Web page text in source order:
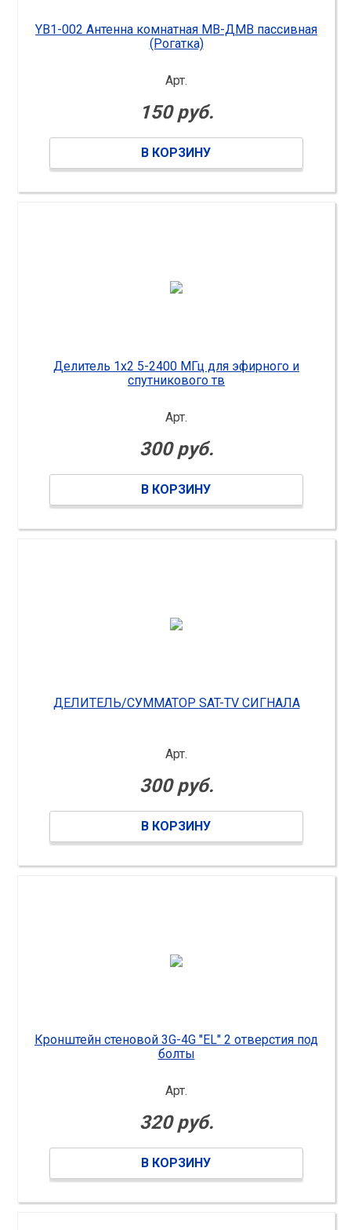
YB1-002 Антенна комнатная МВ-ДМВ пассивная
(Рогатка)
Арт.
150 руб.
В КОРЗИНУ
Делитель 1х2 5-2400 МГц для эфирного и
спутникового тв
Арт.
300 руб.
В КОРЗИНУ
ДЕЛИТЕЛЬ/СУММАТОР SAT-TV СИГНАЛА
Арт.
300 руб.
В КОРЗИНУ
Кронштейн стеновой 3G-4G "EL" 2 отверстия под
болты
Арт.
320 руб.
В КОРЗИНУ